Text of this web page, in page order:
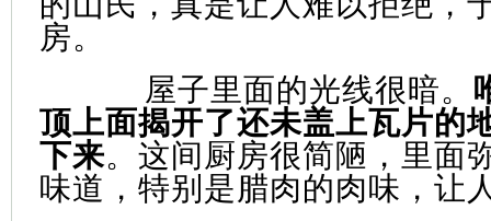
房。
屋子里面的光线很暗。
顶上面揭开了还未盖上瓦片的
下来。这间厨房很简陋，里面
味道，特别是腊肉的肉味，让